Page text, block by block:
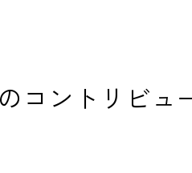
のコントリビ